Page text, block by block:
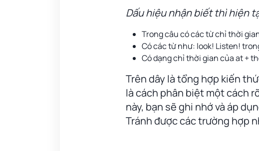
Dấu hiệu nhận biết thì hiện
Trong câu có các từ chỉ thời
Có các từ như: look! Listen!
Có dạng chỉ thời gian của at +
Trên dây là tổng hợp kiến
là cách phân biệt một cách
này, bạn sẽ ghi nhớ và áp
Tránh được các trường hợp